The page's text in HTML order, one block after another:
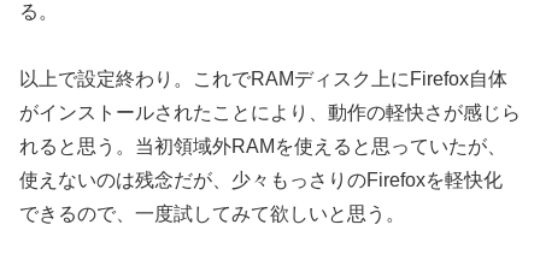
る。
以上で設定終わり。これでRAMディスク上にFirefox自体
がインストールされたことにより、動作の軽快さが感じら
れると思う。当初領域外RAMを使えると思っていたが、
使えないのは残念だが、少々もっさりのFirefoxを軽快化
できるので、一度試してみて欲しいと思う。